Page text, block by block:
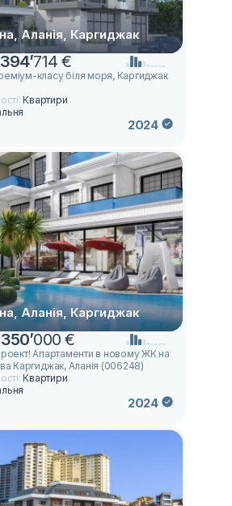
Аланія, Каргиджак
394’714 €
класу біля моря, Каргиджак
Квартири
2024
Аланія, Каргиджак
350’000 €
Апартаменти в новому ЖК на
Каргиджак, Аланія (006248)
Квартири
2024